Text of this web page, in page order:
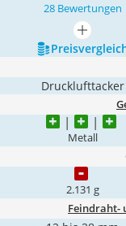
28 Bewertungen
mehr
Drucklufttacker
Metall
2.131 g
Feindraht-